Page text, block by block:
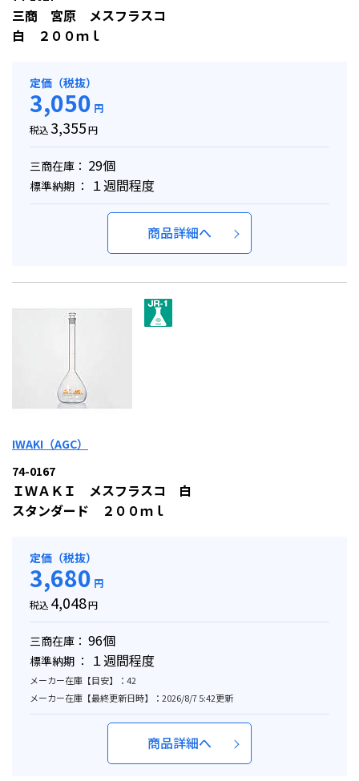
三商 宮原 メスフラスコ
白 ２００ｍｌ
定価（税抜）
3,050 円
税込 3,355円
三商在庫： 29個
標準納期 ： １週間程度
商品詳細へ
IWAKI（AGC）
74-0167
ＩＷＡＫＩ メスフラスコ 白
スタンダード ２００ｍｌ
定価（税抜）
3,680 円
税込 4,048円
三商在庫： 96個
標準納期 ： １週間程度
メーカー在庫【目安】：42
メーカー在庫【最終更新日時】：2026/8/7 5:42更新
商品詳細へ